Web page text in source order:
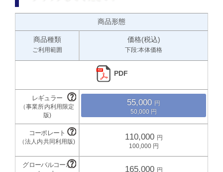
商品形態
商品種類
ご利用範囲
価格(税込)
下段:本体価格
PDF
55,000
50,000
110,000
100,000
165,000